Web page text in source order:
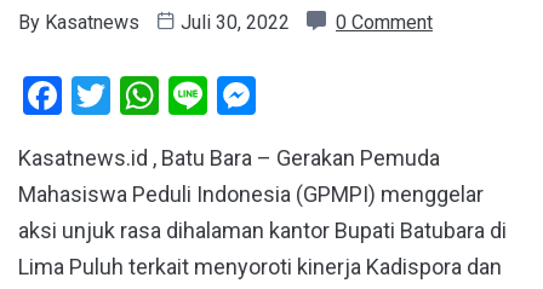
By Kasatnews Juli 30, 2022 0 Comment
Facebook
Twitter
WhatsApp
Line
Kasatnews.id , Batu Bara – Gerakan Pemuda
Mahasiswa Peduli Indonesia (GPMPI) menggelar
aksi unjuk rasa dihalaman kantor Bupati Batubara di
Lima Puluh terkait menyoroti kinerja Kadispora dan